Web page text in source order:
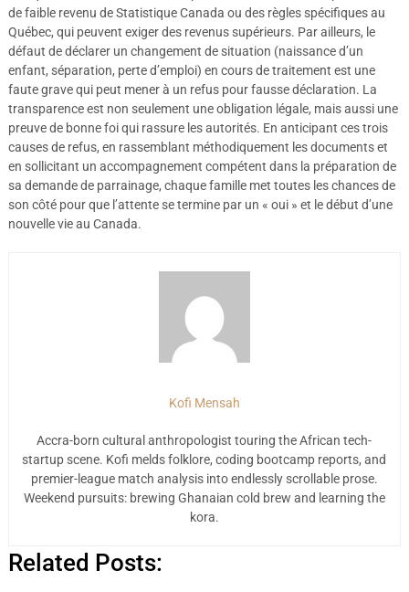
de faible revenu de Statistique Canada ou des règles spécifiques au
Québec, qui peuvent exiger des revenus supérieurs. Par ailleurs, le
défaut de déclarer un changement de situation (naissance d’un
enfant, séparation, perte d’emploi) en cours de traitement est une
faute grave qui peut mener à un refus pour fausse déclaration. La
transparence est non seulement une obligation légale, mais aussi une
preuve de bonne foi qui rassure les autorités. En anticipant ces trois
causes de refus, en rassemblant méthodiquement les documents et
en sollicitant un accompagnement compétent dans la préparation de
sa demande de parrainage, chaque famille met toutes les chances de
son côté pour que l’attente se termine par un « oui » et le début d’une
nouvelle vie au Canada.
Kofi Mensah
Accra-born cultural anthropologist touring the African tech-
startup scene. Kofi melds folklore, coding bootcamp reports, and
premier-league match analysis into endlessly scrollable prose.
Weekend pursuits: brewing Ghanaian cold brew and learning the
kora.
Related Posts: